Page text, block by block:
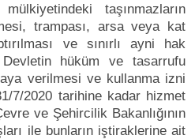
taşınmazların
trampası, arsa veya kat
ve sınırlı ayni hak
hüküm ve tasarrufu
verilmesi ve kullanma izni
7/2020 tarihine kadar hizmet
ve Şehircilik Bakanlığının
ile bunların iştiraklerine ait